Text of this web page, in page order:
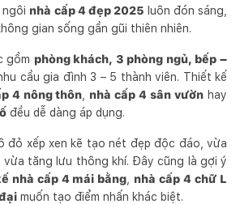
ngôi nhà cấp 4 đẹp 2025 luôn đón sáng,
gian sống gần gũi thiên nhiên.
gồm phòng khách, 3 phòng ngủ, bếp –
cầu gia đình 3 – 5 thành viên. Thiết kế
4 nông thôn nhà cấp 4 sân vườn hay
đều dễ dàng áp dụng.
đỏ xếp xen kẽ tạo nét đẹp độc đáo, vừa
vừa tăng lưu thông khí. Đây cũng là gợi ý
nhà cấp 4 mái bằng
nhà cấp 4 chữ L
muốn tạo điểm nhấn khác biệt.